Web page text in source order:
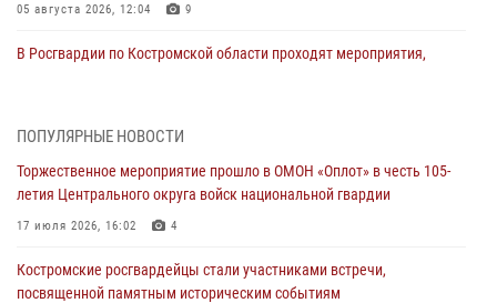
05 августа 2026, 12:04 9
В Росгвардии по Костромской области проходят мероприятия,
04 августа 2026, 11:35
Состоялась рабочая встреча директора Росгвардии Героя России
генерала армии Виктора Золотова с заместителем полномочного
представителя Президента Российской Федерации в Северо-
31 июля 2026, 07:08 4
ПОПУЛЯРНЫЕ НОВОСТИ
Торжественное мероприятие прошло в ОМОН «Оплот» в честь 105-
летия Центрального округа войск национальной гвардии
17 июля 2026, 16:02 4
Костромские росгвардейцы стали участниками встречи,
посвященной памятным историческим событиям